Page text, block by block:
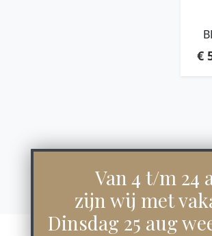
€
Van 4 t/m 24
zijn wij met
Dinsdag 25 aug